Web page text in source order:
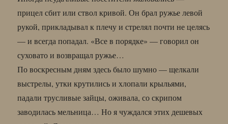
прицел сбит или ствол кривой. Он брал ружье левой
рукой, прикладывал к плечу и стрелял почти не целясь
— и всегда попадал. «Все в порядке» — говорил он
суховато и возвращал ружье…
По воскресным дням здесь было шумно — щелкали
выстрелы, утки крутились и хлопали крыльями,
падали трусливые зайцы, оживала, со скрипом
заводилась мельница… Но я чуждался этих дешевых